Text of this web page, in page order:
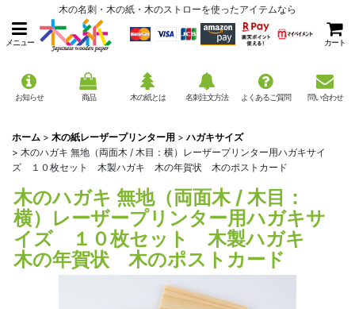
木の名刺・木の紙・木のストローを使ったアイテムなら
メニュー カート
お知らせ 商品 木の紙とは 名刺注文方法 よくあるご質問 問い合わせ
ホーム > 木の紙レーザープリンター用 > ハガキサイズ
> 木のハガキ 無地（両面木 / 木目：横）レーザープリンター用ハガキサイ
ズ １０枚セット 木製ハガキ 木の年賀状 木のポストカード
木のハガキ 無地（両面木 / 木目：
横）レーザープリンター用ハガキサ
イズ １０枚セット 木製ハガキ
木の年賀状 木のポストカード